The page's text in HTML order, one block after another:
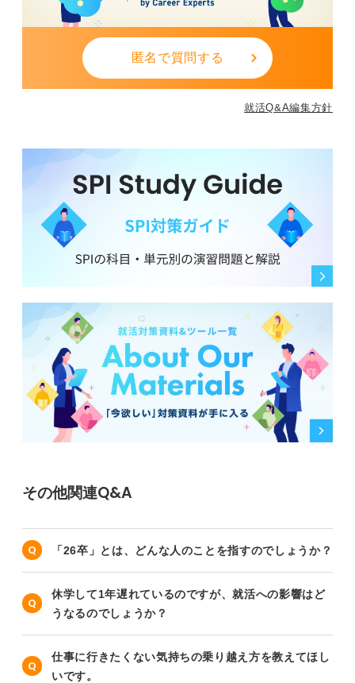
匿名で質問する
就活Q&A編集方針
その他関連Q&A
「26卒」とは、どんな人のことを指すのでしょうか？
休学して1年遅れているのですが、就活への影響はど
うなるのでしょうか？
仕事に行きたくない気持ちの乗り越え方を教えてほし
いです。